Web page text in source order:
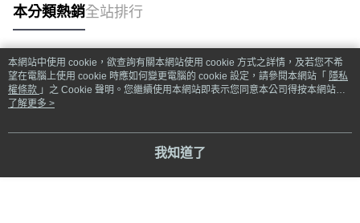
本分類熱銷全站排行
熱門標籤
本網站中使用 cookie，欲查詢有關本網站使用 cookie 方式之詳情，及若您不希
望在電腦上使用 cookie 時應如何變更電腦的 cookie 設定，請參閱本網站「 隱私
權條款 」之 Cookie 聲明。您繼續使用本網站即表示您同意本公司得按本網站使
用條款之 Cookie 聲明使用 cookie。
了解更多 >
我知道了